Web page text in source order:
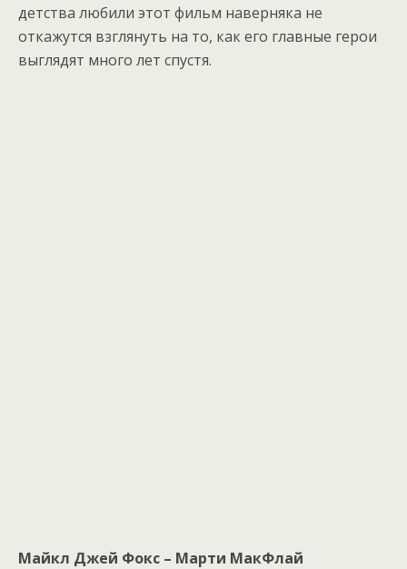
детства любили этот фильм наверняка не
откажутся взглянуть на то, как его главные герои
выглядят много лет спустя.
Майкл Джей Фокс – Марти МакФлай